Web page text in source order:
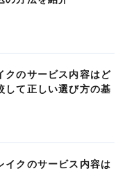
クのサービス内容はど
して正しい選び方の基
イクのサービス内容は